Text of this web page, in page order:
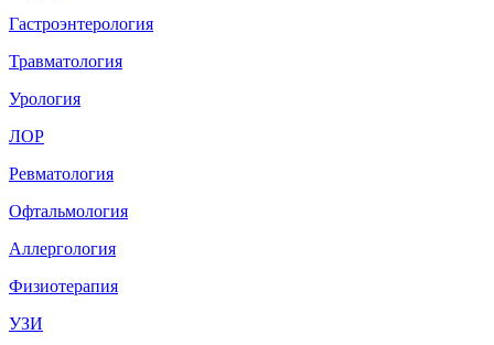
Гастроэнтерология
Травматология
Урология
ЛОР
Ревматология
Офтальмология
Аллергология
Физиотерапия
УЗИ